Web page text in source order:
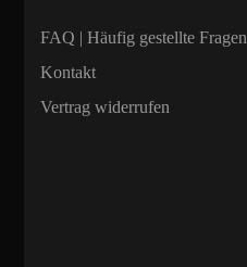
FAQ | Häufig gestellte Fragen
Kontakt
Vertrag widerrufen